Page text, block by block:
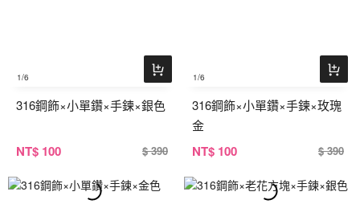
1/6
316鋼飾×小單鑽×手鍊×銀色
NT$ 100 $ 390
1/6
316鋼飾×小單鑽×手鍊×玫瑰
金
NT$ 100 $ 390